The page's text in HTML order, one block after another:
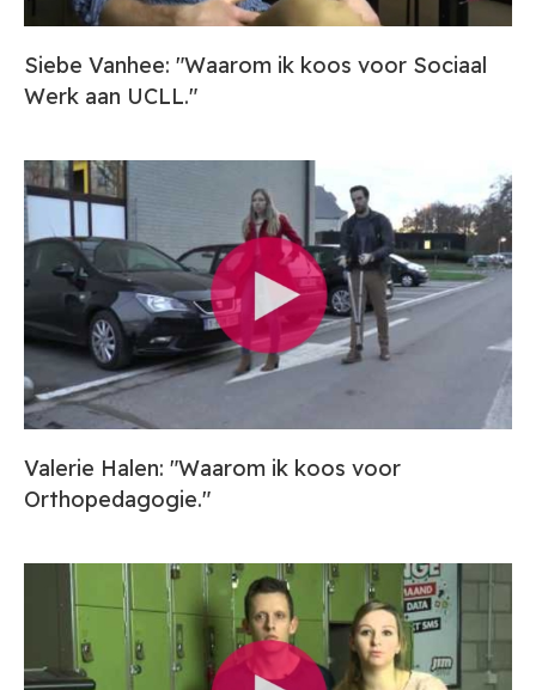
Siebe Vanhee: "Waarom ik koos voor Sociaal
Werk aan UCLL."
Valerie Halen: "Waarom ik koos voor
Orthopedagogie."